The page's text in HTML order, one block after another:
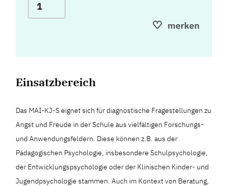
merken
Einsatzbereich
Das MAI-KJ-S eignet sich für diagnostische Fragestellungen zu
Angst und Freude in der Schule aus vielfältigen Forschungs-
und Anwendungsfeldern. Diese können z.B. aus der
Pädagogischen Psychologie, insbesondere Schulpsychologie,
der Entwicklungspsychologie oder der Klinischen Kinder- und
Jugendpsychologie stammen. Auch im Kontext von Beratung,